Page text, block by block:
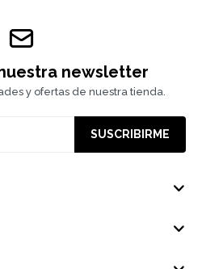
newsletter
y ofertas de nuestra tienda.
SUSCRIBIRME